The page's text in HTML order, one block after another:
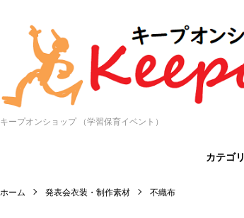
キープオンショップ （学習保育イベント）
カテゴリ
ホーム 発表会衣装・制作素材 不織布